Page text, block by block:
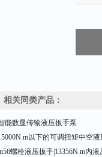
相关同类产品：
能数显传输液压扳手泵
以下的可调扭矩中空
螺栓液压扳手|13356N.m内